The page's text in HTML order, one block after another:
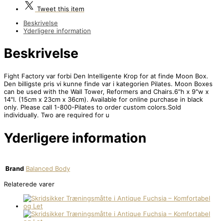
Tweet this item
Beskrivelse
Yderligere information
Beskrivelse
Fight Factory var forbi Den Intelligente Krop for at finde Moon Box.
Den billigste pris vi kunne finde var i kategorien Pilates. Moon Boxes
can be used with the Wall Tower, Reformers and Chairs.6"h x 9"w x
14"l. (15cm x 23cm x 36cm). Available for online purchase in black
only. Please call 1-800-Pilates to order custom colors.Sold
individually. Two are required for u
Yderligere information
Brand Balanced Body
Relaterede varer